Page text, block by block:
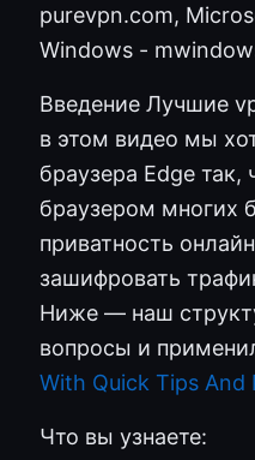
purevpn.com,
Windows -
Введение Лучшие
в этом видео мы
браузера Edge
браузером многих
приватность
зашифровать
Ниже — наш
вопросы и
With Quick Tips And
Что вы узнаете: